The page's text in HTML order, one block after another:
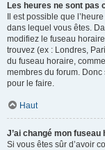
Les heures ne sont pas
Il est possible que
dans lequel vous êtes.
modifiez le fuseau
trouvez (ex : Londres,
du fuseau horaire,
membres du forum. Donc
pour le faire.
Haut
J’ai changé mon
Si vous êtes sûr d’avoir